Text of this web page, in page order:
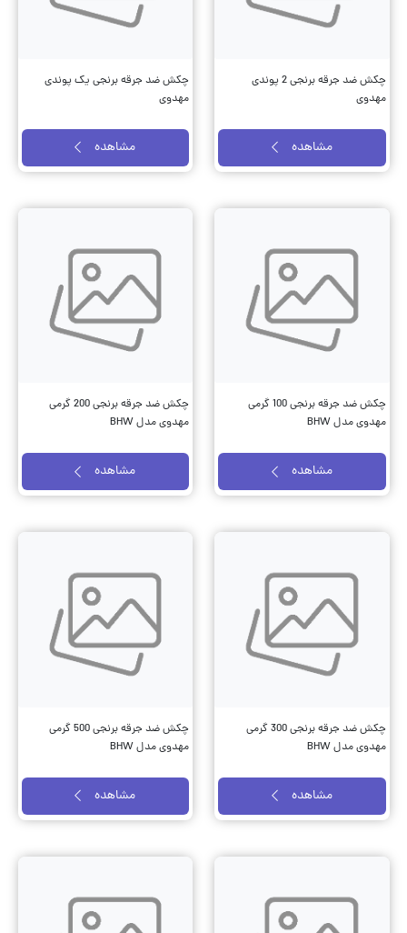
چکش ضد جرقه برنجی 2 پوندی
مهدوی
مشاهده
چکش ضد جرقه برنجی یک پوندی
مهدوی
مشاهده
چکش ضد جرقه برنجی 100 گرمی
مهدوی مدل BHW
مشاهده
چکش ضد جرقه برنجی 200 گرمی
مهدوی مدل BHW
مشاهده
چکش ضد جرقه برنجی 300 گرمی
مهدوی مدل BHW
مشاهده
چکش ضد جرقه برنجی 500 گرمی
مهدوی مدل BHW
مشاهده